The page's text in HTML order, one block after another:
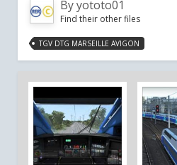
Byyototo01
Find their other files
TGV DTG MARSEILLE AVIGON